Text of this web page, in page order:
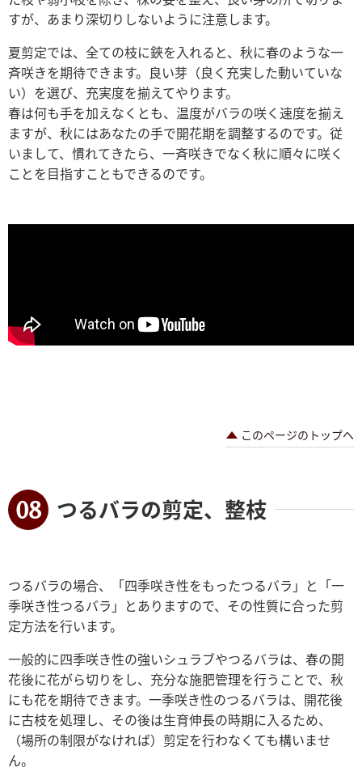
すが、あまり深切りしないように注意します。
夏剪定では、全ての枝に鋏を入れると、秋に春のような一
斉咲きを期待できます。良い芽（良く充実した動いていな
い）を選び、充実度を揃えてやります。
春は何も手を加えなくとも、温度がバラの咲く速度を揃え
ますが、秋にはあなたの手で開花期を調整するのです。従
いまして、慣れてきたら、一斉咲きでなく秋に順々に咲く
ことを目指すこともできるのです。
このページのトップへ
つるバラの剪定、整枝
つるバラの場合、「四季咲き性をもったつるバラ」と「一
季咲き性つるバラ」とありますので、その性質に合った剪
定方法を行います。
一般的に四季咲き性の強いシュラブやつるバラは、春の開
花後に花がら切りをし、充分な施肥管理を行うことで、秋
にも花を期待できます。一季咲き性のつるバラは、開花後
に古枝を処理し、その後は生育伸長の時期に入るため、
（場所の制限がなければ）剪定を行わなくても構いませ
ん。